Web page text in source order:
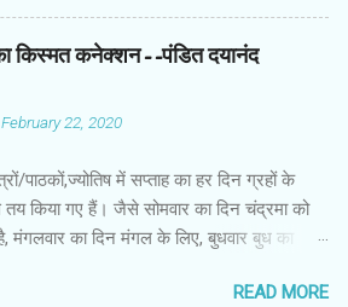
कहा जाता है जबकि घरों में पाई जाने वाली
घरेलू छिपकली कही जाती है। शकुन शास्त्र के
छिपकली के शरीर पर गिरने को भी शकुन/अपशकुन
तरफ गिरना ठीक होता है। इसी प्रकार छिपकली का
अच्छा नहीं होता। रविवार या मंगलवार को लाल
तथा शनिवार को काले रंग की छिपकली से
है। ✍🏻✍🏻🌷🌷👉🏻👉🏻 छिपकली होती है मां
किस्मत कनेक्शन--पंडित दयानंद
February 22, 2020
पाठकों,ज्योतिष में सप्ताह का हर दिन ग्रहों के
तय किया गए हैं। जैसे सोमवार का दिन चंद्रमा को
मंगलवार का दिन मंगल के लिए, बुधवार बुध का
नजरिए से शुभ काम करनी चाहिए और वर्जित किए गए
READ MORE